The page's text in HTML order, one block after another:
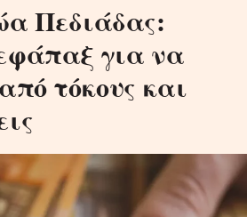
Πεδιάδας:
για να
τόκους και